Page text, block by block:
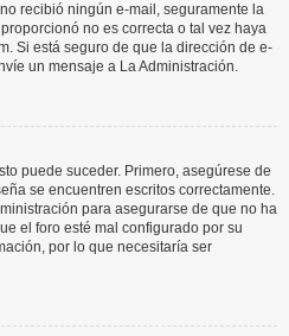
recibió ningún e-mail, seguramente la
no es correcta o tal vez haya
Si está seguro de que la dirección de e-
un mensaje a La Administración.
puede suceder. Primero, asegúrese de
se encuentren escritos correctamente.
para asegurarse de que no ha
el foro esté mal configurado por su
por lo que necesitaría ser